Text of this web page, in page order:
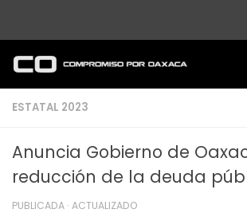
ESTATAL 2023
Anuncia Gobierno de
reducción de la deuda
PUBLICADA · ACTUALIZADO